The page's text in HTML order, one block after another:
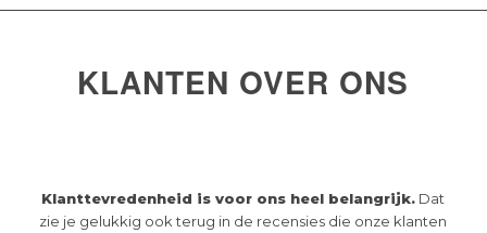
KLANTEN OVER ONS
Klanttevredenheid is voor ons heel belangrijk. Dat
zie je gelukkig ook terug in de recensies die onze klanten